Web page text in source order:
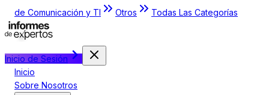
de Comunicación y TI
Otros Todas Las Categorías
Inicio de Sesión
Inicio
Sobre Nosotros